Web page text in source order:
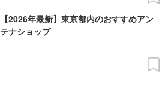
【2026年最新】東京都内のおすすめアン
テナショップ